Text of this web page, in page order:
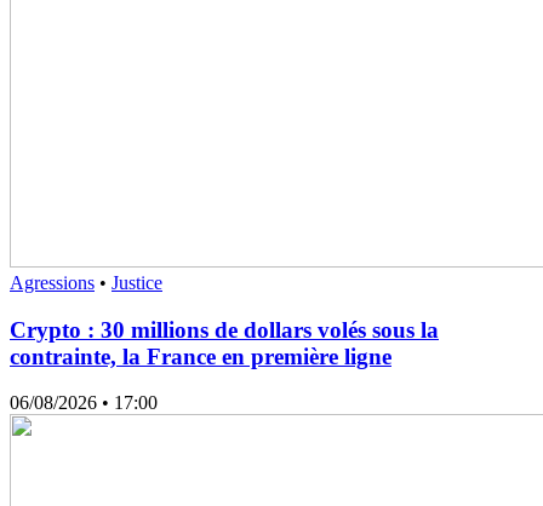
Agressions • Justice
Crypto : 30 millions de dollars volés sous la
contrainte, la France en première ligne
06/08/2026 • 17:00